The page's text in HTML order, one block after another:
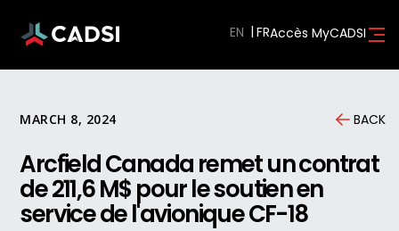
EN Accès MyCADSI
MARCH 8, 2024 BACK
Arcfield Canada remet un contrat
de 211,6 M$ pour le soutien en
service de l'avionique CF-18